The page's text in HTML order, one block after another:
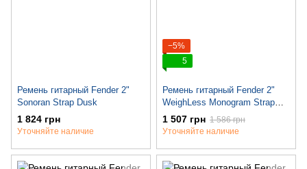
Ремень гитарный Fender 2"
Sonoran Strap Dusk
1 824 грн
Уточняйте наличие
−5%
5
Ремень гитарный Fender 2"
WeighLess Monogram Strap
White/Brown/Yellow
1 507 грн 1 586 грн
Уточняйте наличие